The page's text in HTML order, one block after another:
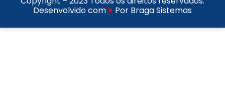
Desenvolvido com♥ Por Braga Sistemas